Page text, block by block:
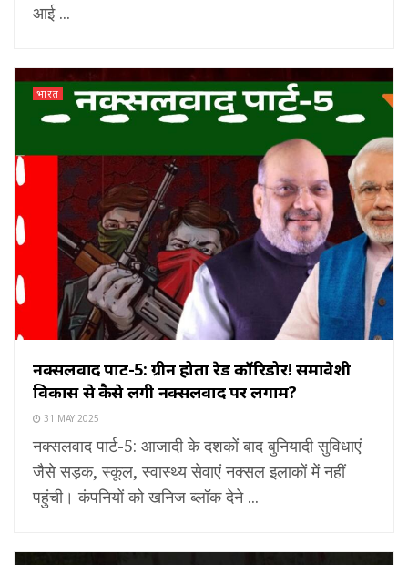
आई ...
भारत
नक्सलवाद पार्ट-5: ग्रीन होता रेड कॉरिडोर! समावेशी
विकास से कैसे लगी नक्सलवाद पर लगाम?
31 MAY 2025
नक्सलवाद पार्ट-5: आजादी के दशकों बाद बुनियादी सुविधाएं
जैसे सड़क, स्कूल, स्वास्थ्य सेवाएं नक्सल इलाकों में नहीं
पहुंची। कंपनियों को खनिज ब्लॉक देने ...